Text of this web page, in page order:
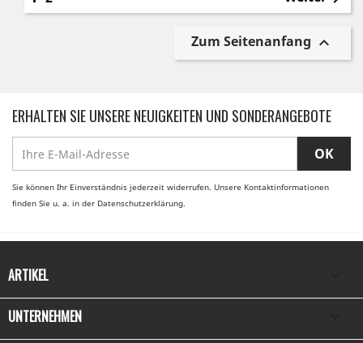
Zum Seitenanfang 
ERHALTEN SIE UNSERE NEUIGKEITEN UND SONDERANGEBOTE
Sie können Ihr Einverständnis jederzeit widerrufen. Unsere Kontaktinformationen
finden Sie u. a. in der Datenschutzerklärung.
ARTIKEL
UNTERNEHMEN